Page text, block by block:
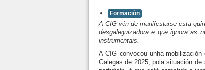
Formación
A CIG vén de manifestarse esta
desgaleguizadora e que ignora as
instrumentais.
A CIG convocou unha mobilización
Galegas de 2025, pola situación